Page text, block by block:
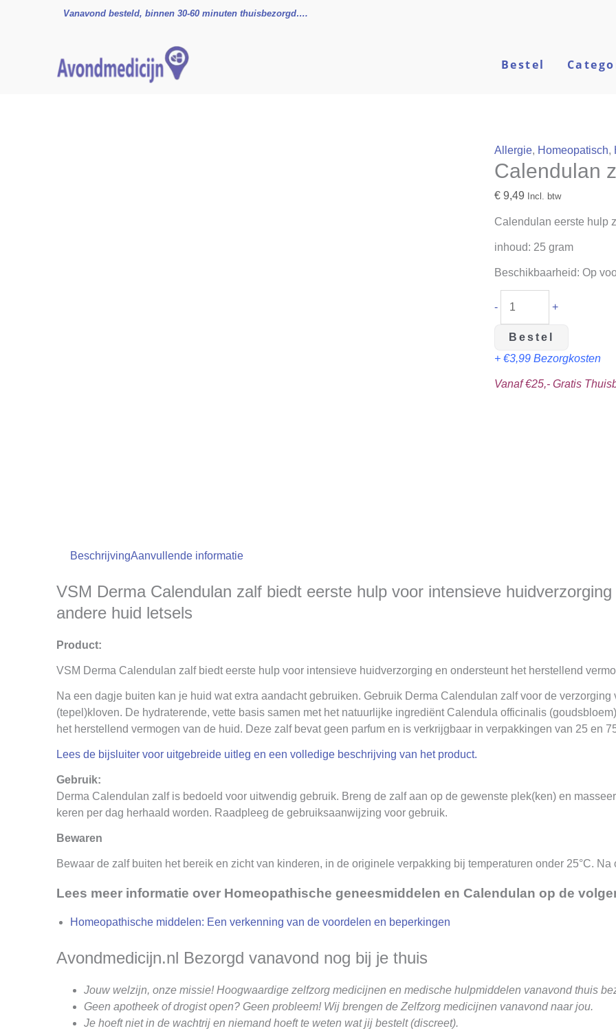
Vanavond besteld, binnen 30-60 minuten thuisbezorgd….
Bestel
Allergie, Homeopatisch,
Calendulan
€ 9,49 Incl. btw
Calendulan eerste hulp
inhoud: 25 gram
Beschikbaarheid: Op
- +
Bestel
+ €3,99 Bezorgkosten
Vanaf €25,- Gratis
BeschrijvingAanvullende informatie
VSM Derma Calendulan zalf biedt eerste hulp voor intensieve
andere huid letsels
Product:
VSM Derma Calendulan zalf biedt eerste hulp voor intensieve huidverzorging en ondersteunt het herstellend
Na een dagje buiten kan je huid wat extra aandacht gebruiken. Gebruik Derma Calendulan zalf voor de
(tepel)kloven. De hydraterende, vette basis samen met het natuurlijke ingrediënt Calendula officinalis
het herstellend vermogen van de huid. Deze zalf bevat geen parfum en is verkrijgbaar in verpakkingen van 25 en
Lees de bijsluiter voor uitgebreide uitleg en een volledige beschrijving van het product.
Gebruik:
Derma Calendulan zalf is bedoeld voor uitwendig gebruik. Breng de zalf aan op de gewenste plek(ken) en
keren per dag herhaald worden. Raadpleeg de gebruiksaanwijzing voor gebruik.
Bewaren
Bewaar de zalf buiten het bereik en zicht van kinderen, in de originele verpakking bij temperaturen onder 25°C.
Lees meer informatie over Homeopathische geneesmiddelen en Calendulan op de
Homeopathische middelen: Een verkenning van de voordelen en beperkingen
Avondmedicijn.nl Bezorgd vanavond nog bij je thuis
Jouw welzijn, onze missie! Hoogwaardige zelfzorg medicijnen en medische hulpmiddelen vanavond thuis
Geen apotheek of drogist open? Geen probleem! Wij brengen de Zelfzorg medicijnen vanavond naar jou.
Je hoeft niet in de wachtrij en niemand hoeft te weten wat jij bestelt (discreet).